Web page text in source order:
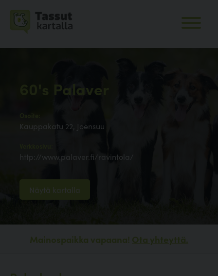
60's Palaver
Osoite:
Kauppakatu 22, Joensuu
http://www.palaver.fi/ravintola/
Näytä kartalla
Mainospaikka vapaana! Ota yhteyttä.